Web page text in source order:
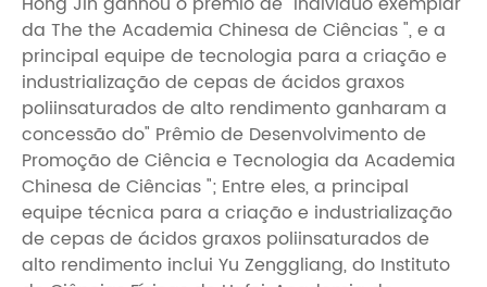
da The the Academia Chinesa de Ciências ", e a
principal equipe de tecnologia para a criação e
industrialização de cepas de ácidos graxos
poliinsaturados de alto rendimento ganharam a
concessão do" Prêmio de Desenvolvimento de
Promoção de Ciência e Tecnologia da Academia
Chinesa de Ciências "; Entre eles, a principal
equipe técnica para a criação e industrialização
de cepas de ácidos graxos poliinsaturados de
alto rendimento inclui Yu Zenggliang, do Instituto